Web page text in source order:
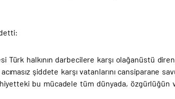
halkının darbecilere karşı olağanüstü
şiddete karşı vatanlarını cansiparane
bu mücadele tüm dünyada, özgürlüğün